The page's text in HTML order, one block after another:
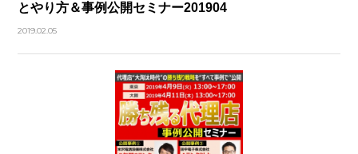
とやり方＆事例公開セミナー201904
2019.02.05